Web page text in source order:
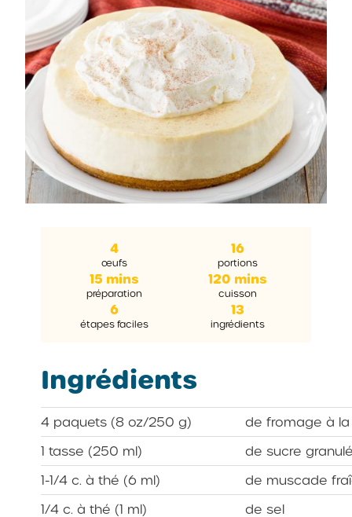
4
œufs
16
portions
15 mins
préparation
120 mins
cuisson
6
étapes faciles
13
ingrédients
Ingrédients
4 paquets (8 oz/250 g)
de fromage à
1 tasse (250 ml)
de sucre
1-1/4 c. à thé (6 ml)
de muscade
1/4 c. à thé (1 ml)
de sel